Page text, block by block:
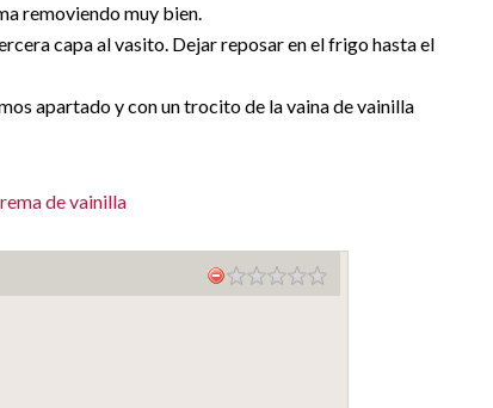
removiendo muy bien.
capa al vasito. Dejar reposar en el frigo hasta el
apartado y con un trocito de la vaina de vainilla
de vainilla